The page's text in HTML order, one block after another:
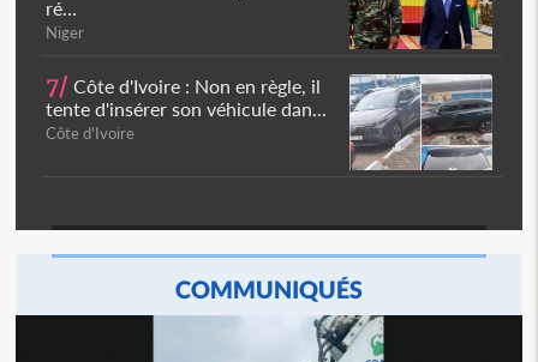
ré...
Niger
7/ Côte d'Ivoire : Non en règle, il
tente d'insérer son véhicule dan...
Côte d'Ivoire
COMMUNIQUÉS